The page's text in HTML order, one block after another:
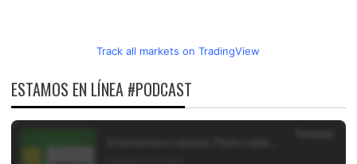
Track all markets on TradingView
ESTAMOS EN LÍNEA #PODCAST